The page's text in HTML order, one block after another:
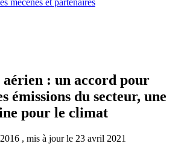
mécènes et partenaires
: un accord pour
émissions du secteur, une
pour le climat
, mis à jour le 23 avril 2021